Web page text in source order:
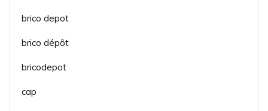
brico depot
brico dépôt
bricodepot
cap